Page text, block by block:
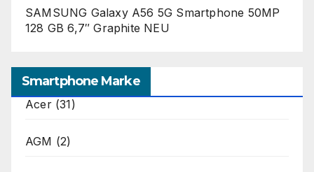
SAMSUNG Galaxy A56 5G Smartphone 50MP
128 GB 6,7″ Graphite NEU
Smartphone Marke
Acer(31)
AGM (2)